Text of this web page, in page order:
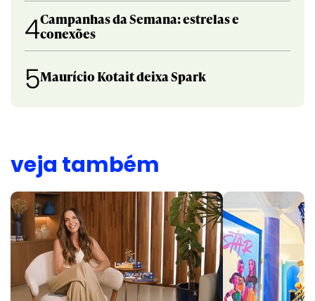
4Campanhas da Semana: estrelas e
conexões
5Maurício Kotait deixa Spark
veja também